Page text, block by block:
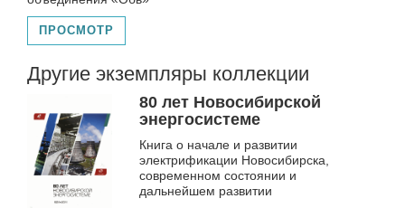
ПРОСМОТР
Другие экземпляры коллекции
80 лет Новосибирской
энергосистеме
Книга о начале и развитии
электрификации Новосибирска,
современном состоянии и
дальнейшем развитии